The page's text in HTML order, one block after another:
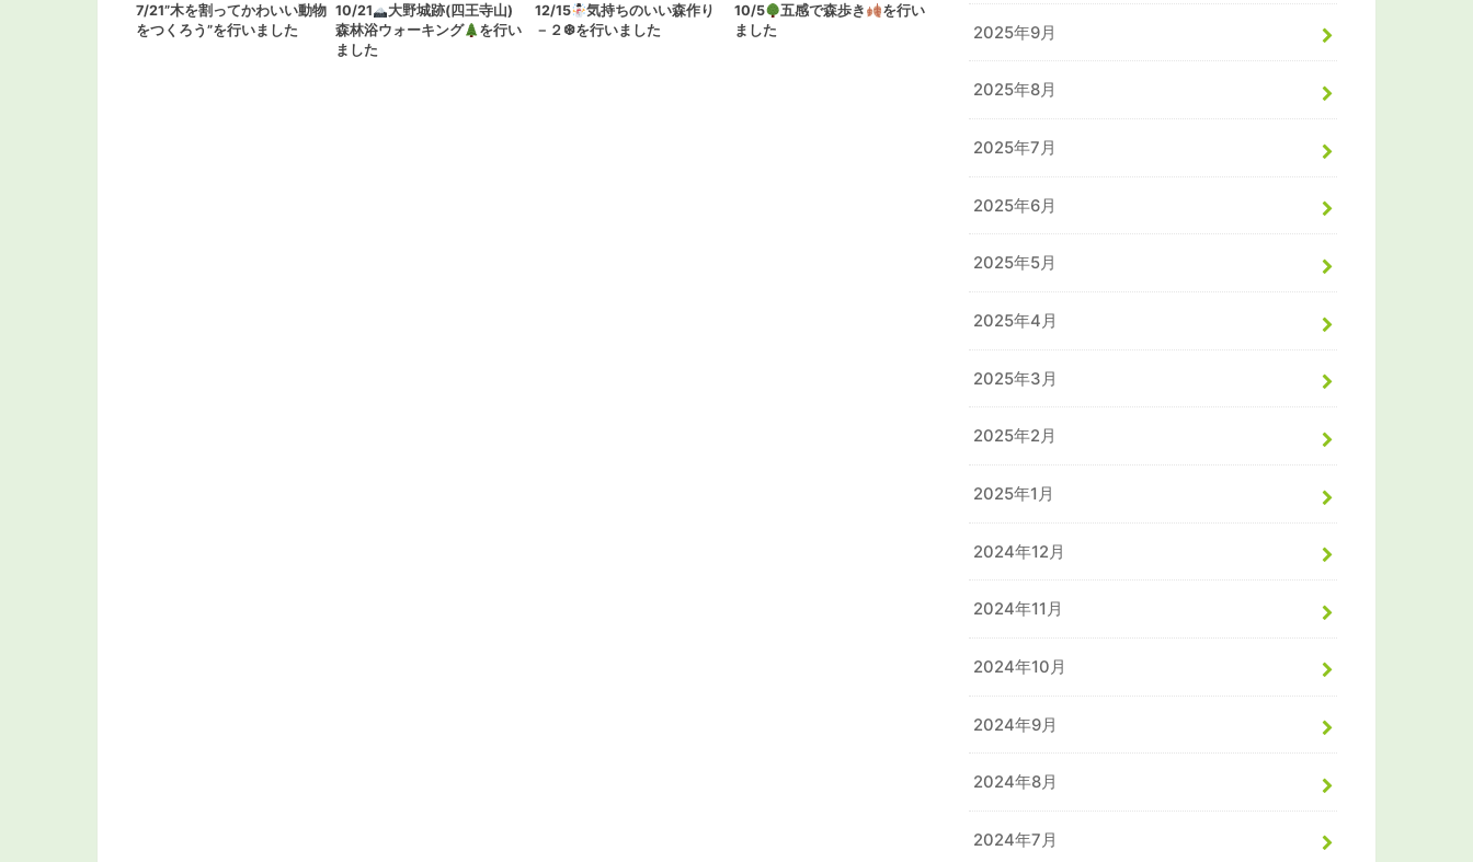
7/21”木を割ってかわいい動物
をつくろう”を行いました
10/21
大野城跡(四王寺山)
森林浴ウォーキング
を行い
ました
12/15
気持ちのいい森作り
－２❆を行いました
10/5 五感で森歩き
を行い
ました
2025年9月
2025年8月
2025年7月
2025年6月
2025年5月
2025年4月
2025年3月
2025年2月
2025年1月
2024年12月
2024年11月
2024年10月
2024年9月
2024年8月
2024年7月